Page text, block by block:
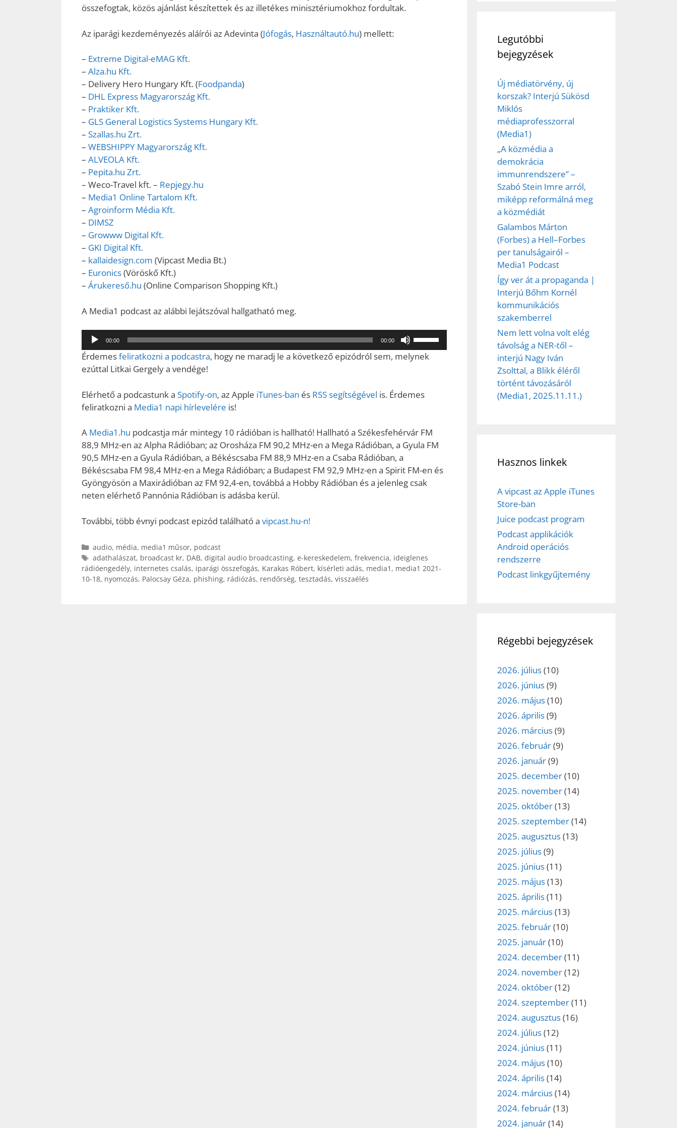
összefogtak, közös ajánlást készítettek és az illetékes minisztériumokhoz fordultak.
Az iparági kezdeményezés aláírói az Adevinta (Jófogás, Használtautó.hu) mellett:
– Extreme Digital-eMAG Kft.
– Alza.hu Kft.
– Delivery Hero Hungary Kft. (Foodpanda)
– DHL Express Magyarország Kft.
– Praktiker Kft.
– GLS General Logistics Systems Hungary Kft.
– Szallas.hu Zrt.
– WEBSHIPPY Magyarország Kft.
– ALVEOLA Kft.
– Pepita.hu Zrt.
– Weco-Travel kft. – Repjegy.hu
– Media1 Online Tartalom Kft.
– Agroinform Média Kft.
– DIMSZ
– Growww Digital Kft.
– GKI Digital Kft.
– kallaidesign.com (Vipcast Media Bt.)
– Euronics(Vöröskő Kft.)
– Árukereső.hu (Online Comparison Shopping Kft.)
A Media1 podcast az alábbi lejátszóval hallgatható meg.
Audió
lejátszó
00:00 00:00
A
hangerő
növeléséhez,
a
kell
használni.
Érdemesfeliratkozni a podcastra, hogy ne maradj le a következő epizódról sem, melynek
ezúttal Litkai Gergely a vendége!
Elérhető a podcastunk a Spotify-on, az Apple iTunes-ban és RSS segítségével is. Érdemes
feliratkozni a Media1 napi hírlevelére is!
A Media1.hu podcastja már mintegy 10 rádióban is hallható! Hallható a Székesfehérvár FM
88,9 MHz-en az Alpha Rádióban; az Orosháza FM 90,2 MHz-en a Mega Rádióban, a Gyula FM
90,5 MHz-en a Gyula Rádióban, a Békéscsaba FM 88,9 MHz-en a Csaba Rádióban, a
Békéscsaba FM 98,4 MHz-en a Mega Rádióban; a Budapest FM 92,9 MHz-en a Spirit FM-en és
Gyöngyösön a Maxirádióban az FM 92,4-en, továbbá a Hobby Rádióban és a jelenleg csak
neten elérhető Pannónia Rádióban is adásba kerül.
További, több évnyi podcast epizód található a vipcast.hu-n!
Kategória
audio, média, media1 műsor, podcast
Címkék
adathalászat, broadcast kr, DAB, digital audio broadcasting, e-kereskedelem, frekvencia, ideiglenes
rádióengedély, internetes csalás, iparági összefogás, Karakas Róbert, kísérleti adás, media1 , media1 2021-
10-18, nyomozás, Palocsay Géza, phishing, rádiózás, rendőrség, tesztadás, visszaélés
Legutóbbi
bejegyzések
Új médiatörvény, új
korszak? Interjú Sükösd
Miklós
médiaprofesszorral
(Media1)
„A közmédia a
demokrácia
immunrendszere” –
Szabó Stein Imre arról,
miképp reformálná meg
a közmédiát
Galambos Márton
(Forbes) a Hell–Forbes
per tanulságairól –
Media1 Podcast
Így ver át a propaganda |
Interjú Bőhm Kornél
kommunikációs
szakemberrel
Nem lett volna volt elég
távolság a NER-től –
interjú Nagy Iván
Zsolttal, a Blikk éléről
történt távozásáról
(Media1, 2025.11.11.)
Hasznos linkek
A vipcast az Apple iTunes
Store-ban
Juice podcast program
Podcast applikációk
Android operációs
rendszerre
Podcast linkgyűjtemény
Régebbi bejegyzések
2026. július(10)
2026. június(9)
2026. május(10)
2026. április(9)
2026. március(9)
2026. február(9)
2026. január(9)
2025. december(10)
2025. november(14)
2025. október(13)
2025. szeptember(14)
2025. augusztus(13)
2025. július(9)
2025. június(11)
2025. május(13)
2025. április(11)
2025. március(13)
2025. február(10)
2025. január(10)
2024. december(11)
2024. november(12)
2024. október(12)
2024. szeptember(11)
2024. augusztus(16)
2024. július(12)
2024. június(11)
2024. május(10)
2024. április(14)
2024. március(14)
2024. február(13)
2024. január(14)